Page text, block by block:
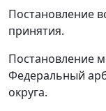
Постановление
принятия.
Постановление
Федеральный
округа.